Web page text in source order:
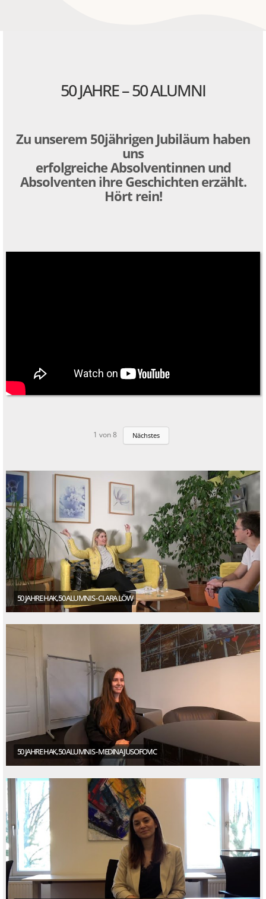
50 JAHRE – 50 ALUMNI
Zu unserem 50jährigen Jubiläum haben
uns
erfolgreiche Absolventinnen und
Absolventen ihre Geschichten erzählt.
Hört rein!
1 von 8 Nächstes
50 JAHRE HAK, 50 ALUMNIS - CLARA LÖW
50 JAHRE HAK, 50 ALUMNIS - MEDINA JUSOFOVIC